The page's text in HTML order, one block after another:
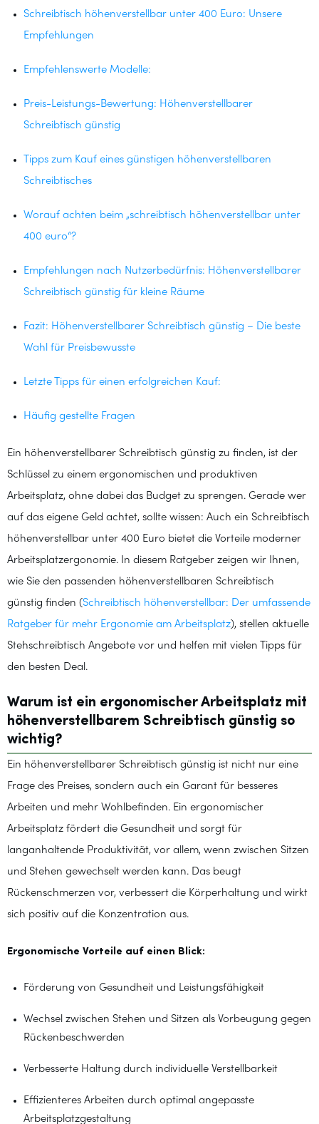
Schreibtisch höhenverstellbar unter 400 Euro: Unsere
Empfehlungen
Empfehlenswerte Modelle:
Preis-Leistungs-Bewertung: Höhenverstellbarer
Schreibtisch günstig
Tipps zum Kauf eines günstigen höhenverstellbaren
Schreibtisches
Worauf achten beim „schreibtisch höhenverstellbar unter
400 euro“?
Empfehlungen nach Nutzerbedürfnis: Höhenverstellbarer
Schreibtisch günstig für kleine Räume
Fazit: Höhenverstellbarer Schreibtisch günstig – Die beste
Wahl für Preisbewusste
Letzte Tipps für einen erfolgreichen Kauf:
Häufig gestellte Fragen
Ein höhenverstellbarer Schreibtisch günstig zu finden, ist der
Schlüssel zu einem ergonomischen und produktiven
Arbeitsplatz, ohne dabei das Budget zu sprengen. Gerade wer
auf das eigene Geld achtet, sollte wissen: Auch ein Schreibtisch
höhenverstellbar unter 400 Euro bietet die Vorteile moderner
Arbeitsplatzergonomie. In diesem Ratgeber zeigen wir Ihnen,
wie Sie den passenden höhenverstellbaren Schreibtisch
günstig finden (Schreibtisch höhenverstellbar: Der umfassende
Ratgeber für mehr Ergonomie am Arbeitsplatz), stellen aktuelle
Stehschreibtisch Angebote vor und helfen mit vielen Tipps für
den besten Deal.
Warum ist ein ergonomischer Arbeitsplatz mit
höhenverstellbarem Schreibtisch günstig so
wichtig?
Ein höhenverstellbarer Schreibtisch günstig ist nicht nur eine
Frage des Preises, sondern auch ein Garant für besseres
Arbeiten und mehr Wohlbefinden. Ein ergonomischer
Arbeitsplatz fördert die Gesundheit und sorgt für
langanhaltende Produktivität, vor allem, wenn zwischen Sitzen
und Stehen gewechselt werden kann. Das beugt
Rückenschmerzen vor, verbessert die Körperhaltung und wirkt
sich positiv auf die Konzentration aus.
Ergonomische Vorteile auf einen Blick:
Förderung von Gesundheit und Leistungsfähigkeit
Wechsel zwischen Stehen und Sitzen als Vorbeugung gegen
Rückenbeschwerden
Verbesserte Haltung durch individuelle Verstellbarkeit
Effizienteres Arbeiten durch optimal angepasste
Arbeitsplatzgestaltung